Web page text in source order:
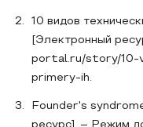
10 видов
[Электронный
portal.ru/story/10-
primery-ih.
Founder's